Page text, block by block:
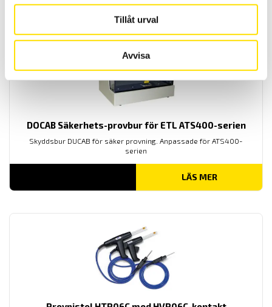
Tillåt urval
Avvisa
DOCAB Säkerhets-provbur för ETL ATS400-serien
Skyddsbur DUCAB för säker provning. Anpassade för ATS400-
serien
LÄS MER